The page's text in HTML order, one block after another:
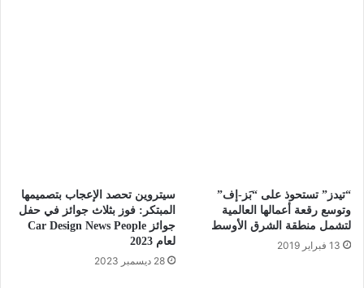
“تيدز” تستحوذ على “بَز-إف”
وتوسع رقعة أعمالها العالمية
لتشمل منطقة الشرق الأوسط
13 فبراير 2019
سيتروين تحصد الإعجاب بتصميمها
المبتكر: فوز بثلاث جوائز في حفل
جوائز Car Design News People
لعام 2023
28 ديسمبر 2023